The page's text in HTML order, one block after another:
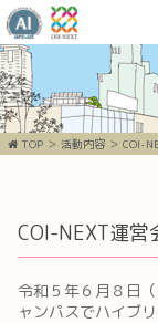
TOP 活動内容 COI-
COI-NEXT運
令和５年６月８日
ャンパスでハイブ